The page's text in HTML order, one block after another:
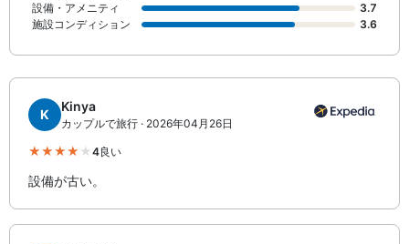
設備・アメニティ
3.7
施設コンディション
3.6
K
Kinya
カップルで旅行 · 2026年04月26日
4良い
設備が古い。